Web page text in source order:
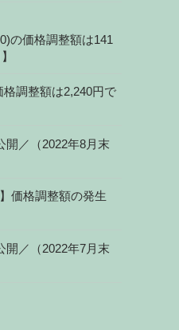
の価格調整額は141
格調整額は2,240円で
開／（2022年8月末
価格調整額の発生
開／（2022年7月末